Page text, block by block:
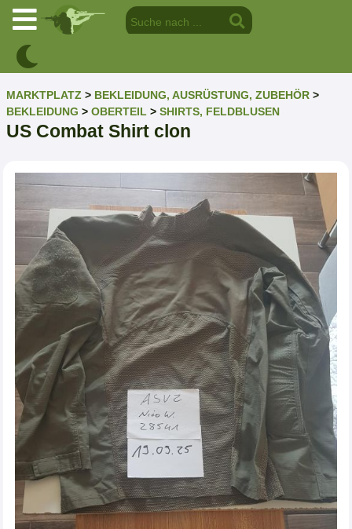
MARKTPLATZ > BEKLEIDUNG, AUSRÜSTUNG, ZUBEHÖR >
BEKLEIDUNG > OBERTEIL > SHIRTS, FELDBLUSEN
US Combat Shirt clon